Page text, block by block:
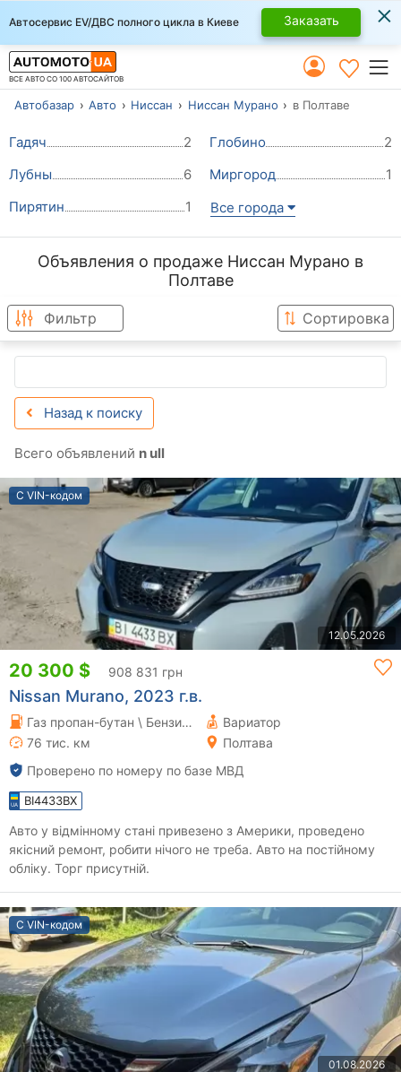
Автосервис EV/ДВС полного цикла в Киеве Заказать ×
ВСЕ АВТО СО 100 АВТОСАЙТОВ
Автобазар Авто Ниссан Ниссан Мурано в Полтаве
Гадяч 2 Глобино
2
Лубны
6 Миргород
1
Пирятин
1 Все города
Объявления о продаже Ниссан Мурано в
Полтаве
Фильтр Сортировка
Назад к поиску
Всего объявлений n ull
С VIN-кодом
12.05.2026
20 300 $ 908 831 грн
Nissan Murano, 2023 г.в.
Газ пропан-бутан \ Бензин 3.5 л.
Вариатор
76 тис. км
Полтава
Проверено по номеру по базе МВД
BI4433BX
Авто у відмінному стані привезено з Америки, проведено
якісний ремонт, робити нічого не треба. Авто на постійному
обліку. Торг присутній.
С VIN-кодом
01.08.2026